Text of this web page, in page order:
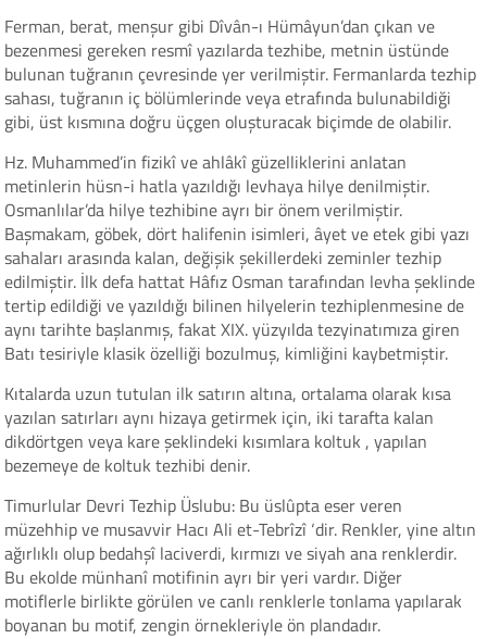
Ferman, berat, menşur gibi Dîvân-ı Hümâyun’dan çıkan ve
bezenmesi gereken resmî yazılarda tezhibe, metnin üstünde
bulunan tuğranın çevresinde yer verilmiştir. Fermanlarda tezhip
sahası, tuğranın iç bölümlerinde veya etrafında bulunabildiği
gibi, üst kısmına doğru üçgen oluşturacak biçimde de olabilir.
Hz. Muhammed’in fizikî ve ahlâkî güzelliklerini anlatan
metinlerin hüsn-i hatla yazıldığı levhaya hilye denilmiştir.
Osmanlılar’da hilye tezhibine ayrı bir önem verilmiştir.
Başmakam, göbek, dört halifenin isimleri, âyet ve etek gibi yazı
sahaları arasında kalan, değişik şekillerdeki zeminler tezhip
edilmiştir. İlk defa hattat Hâfız Osman tarafından levha şeklinde
tertip edildiği ve yazıldığı bilinen hilyelerin tezhiplenmesine de
aynı tarihte başlanmış, fakat XIX. yüzyılda tezyinatımıza giren
Batı tesiriyle klasik özelliği bozulmuş, kimliğini kaybetmiştir.
Kıtalarda uzun tutulan ilk satırın altına, ortalama olarak kısa
yazılan satırları aynı hizaya getirmek için, iki tarafta kalan
dikdörtgen veya kare şeklindeki kısımlara koltuk , yapılan
bezemeye de koltuk tezhibi denir.
Timurlular Devri Tezhip Üslubu: Bu üslûpta eser veren
müzehhip ve musavvir Hacı Ali et-Tebrîzî ‘dir. Renkler, yine altın
ağırlıklı olup bedahşî laciverdi, kırmızı ve siyah ana renklerdir.
Bu ekolde münhanî motifinin ayrı bir yeri vardır. Diğer
motiflerle birlikte görülen ve canlı renklerle tonlama yapılarak
boyanan bu motif, zengin örnekleriyle ön plandadır.